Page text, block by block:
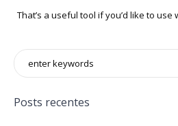
That’s a useful tool if you’d like to
Posts recentes